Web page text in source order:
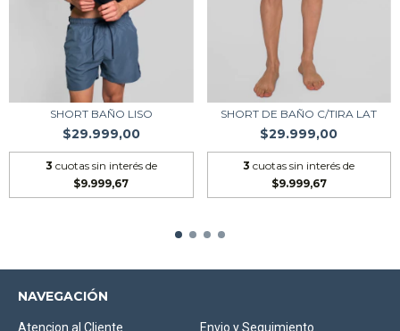
SHORT BAÑO LISO
$29.999,00
3 cuotas sin interés de
$9.999,67
SHORT DE BAÑO C/TIRA LAT
$29.999,00
3 cuotas sin interés de
$9.999,67
NAVEGACIÓN
Atencion al Cliente Envio y Seguimiento